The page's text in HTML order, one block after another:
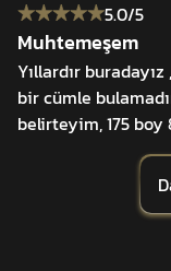
5.0/5
Muhtemeşem
Yıllardır
bir cümle
belirteyim, 175